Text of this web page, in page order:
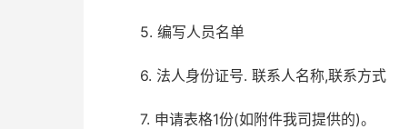
5. 编写人员名单
6. 法人身份证号. 联系人名称,联系方式
7. 申请表格1份(如附件我司提供的)。